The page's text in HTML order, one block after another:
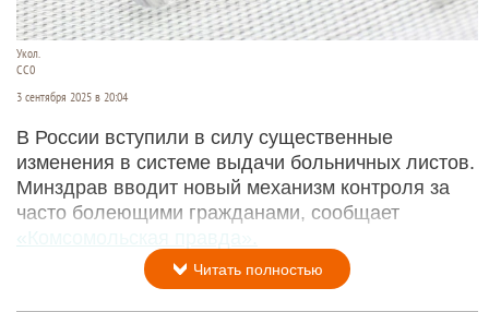
Укол.
СС0
3 сентября 2025 в 20:04
В России вступили в силу существенные
изменения в системе выдачи больничных листов.
Минздрав вводит новый механизм контроля за
часто болеющими гражданами, сообщает
«Комсомольская правда».
Читать полностью